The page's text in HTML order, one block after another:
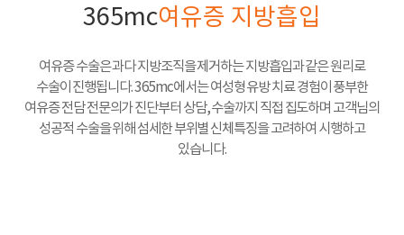
365mc여유증 지방흡입
여유증 수술은 과다 지방조직을 제거하는 지방흡입과 같은 원리로
수술이 진행됩니다. 365mc에서는 여성형 유방 치료 경험이 풍부한
여유증 전담 전문의가 진단부터 상담, 수술까지 직접 집도하며 고객님의
성공적 수술을 위해 섬세한 부위별 신체특징을 고려하여 시행하고
있습니다.